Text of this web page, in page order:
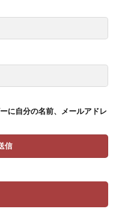
に自分の名前、メールアドレ